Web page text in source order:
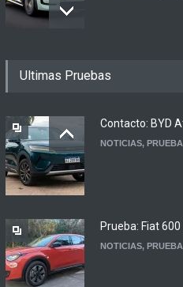
ciudades
NOTICIAS 4
Ultimas Pruebas
Contacto: BYD
NOTICIAS,
Prueba: Fiat 600
NOTICIAS,